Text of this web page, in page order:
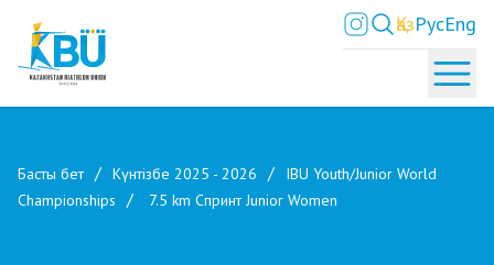
ҚазРусEng
Басты бет Күнтізбе 2025 - 2026
IBU Youth/Junior World
Championships
7.5 km Спринт Junior Women